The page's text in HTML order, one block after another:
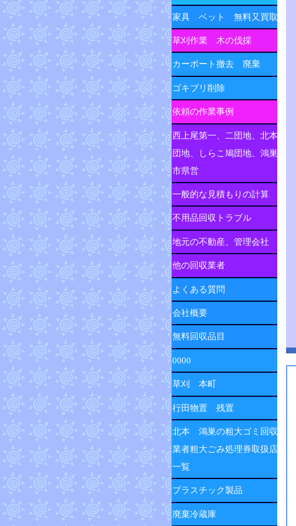
家具 ベット 無料又買取
草刈作業 木の伐採
カーポート撤去 廃棄
ゴキブリ削除
依頼の作業事例
西上尾第一、二団地、北本
団地、しらこ鳩団地、鴻巣
市県営
一般的な見積もりの計算
不用品回収トラブル
地元の不動産、管理会社
他の回収業者
よくある質問
会社概要
無料回収品目
0000
草刈 本町
行田物置 残置
北本 鴻巣の粗大ゴミ回収
業者粗大ごみ処理券取扱店
一覧
プラスチック製品
廃棄冷蔵庫